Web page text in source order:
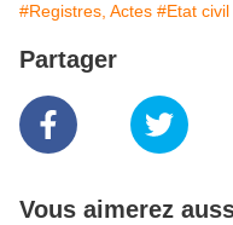
#Registres, Actes #Etat civil
Partager
Vous aimerez